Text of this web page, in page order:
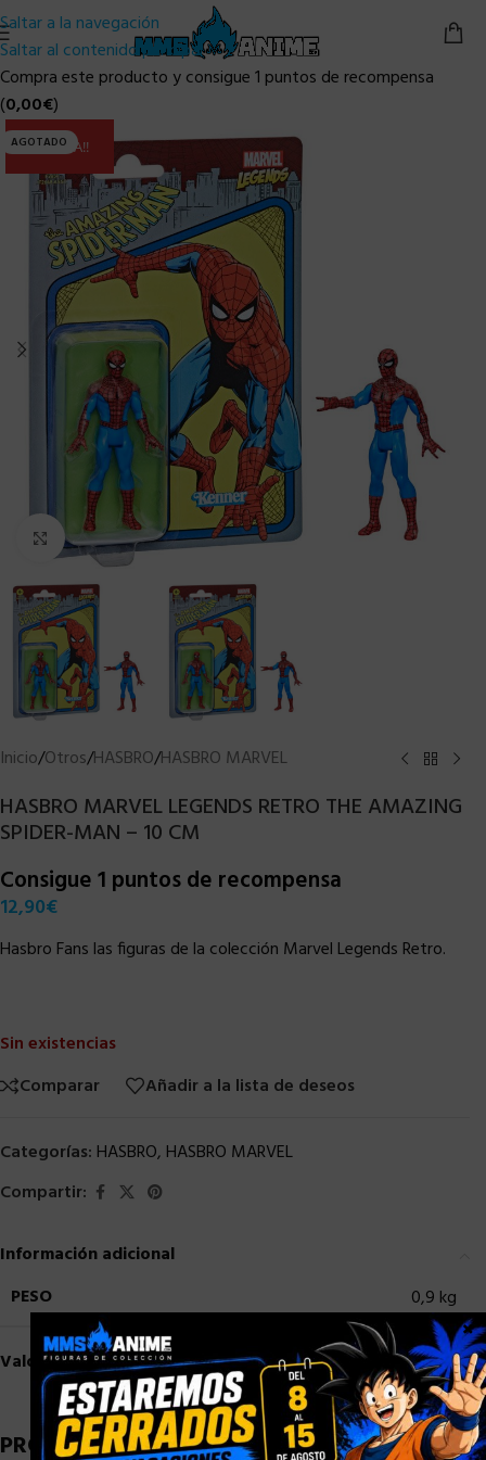
Saltar a la navegación
Saltar al contenido principal
Compra este producto y consigue 1 puntos de recompensa
(0,00€)
AGOTADO
ULTIMA!!
Clic para ampliar
Inicio/Otros/HASBRO/HASBRO MARVEL
HASBRO MARVEL LEGENDS RETRO THE AMAZING
SPIDER-MAN – 10 CM
Consigue 1 puntos de recompensa
12,90€
Hasbro Fans las figuras de la colección Marvel Legends Retro.
Sin existencias
Comparar
Añadir a la lista de deseos
Categorías: HASBRO, HASBRO MARVEL
Compartir:
Información adicional
PESO
0,9 kg
Valoraciones (0)
PRODUCTOS RELACIONADOS
×